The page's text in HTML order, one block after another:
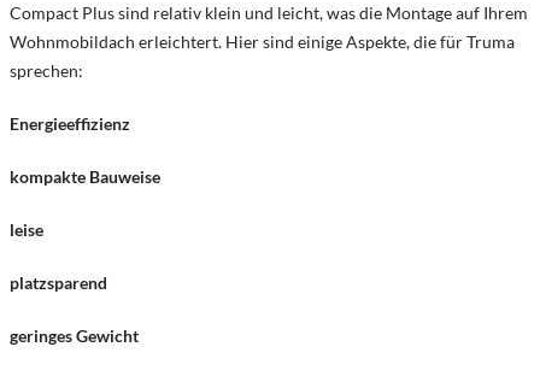
Compact Plus sind relativ klein und leicht, was die Montage auf Ihrem
Wohnmobildach erleichtert. Hier sind einige Aspekte, die für Truma
sprechen:
Energieeffizienz
kompakte Bauweise
leise
platzsparend
geringes Gewicht